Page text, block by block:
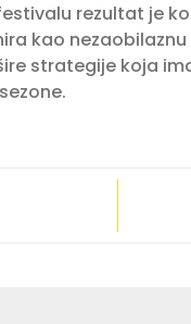
rezultat je
kao
strategije koja